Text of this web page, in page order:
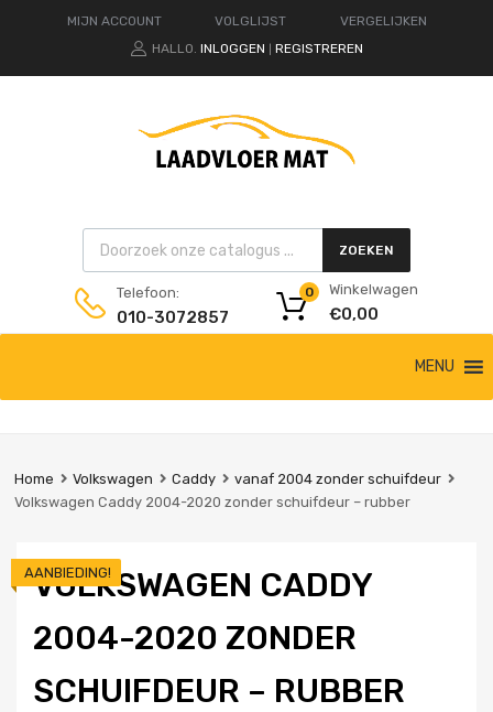
MIJN ACCOUNT VOLGLIJST
VERGELIJKEN
HALLO. INLOGGEN REGISTREREN
Products search ZOEKEN
Telefoon:
010-3072857
Winkelwagen
€0,00
0
de
MENU
Home Volkswagen Caddy
vanaf 2004 zonder schuifdeur
Volkswagen Caddy 2004-2020 zonder schuifdeur – rubber
VOLKSWAGEN CADDY
2004-2020 ZONDER
SCHUIFDEUR – RUBBER
AANBIEDING!